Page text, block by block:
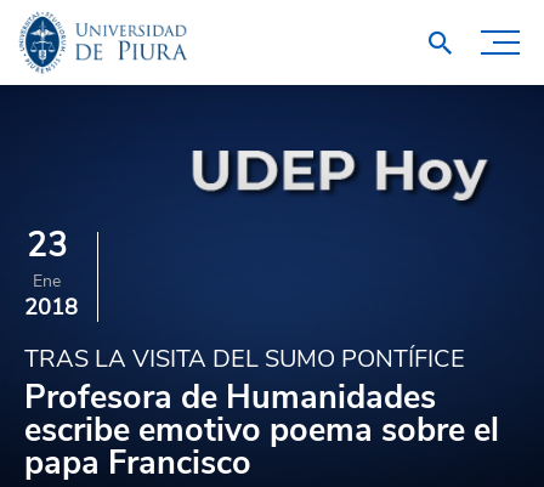
23
Ene
2018
TRAS LA VISITA DEL SUMO PONTÍFICE
Profesora de Humanidades
escribe emotivo poema sobre el
papa Francisco